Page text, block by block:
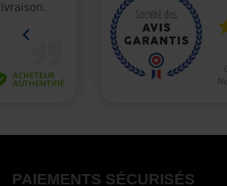
PAIEMENTS SÉCURISÉS